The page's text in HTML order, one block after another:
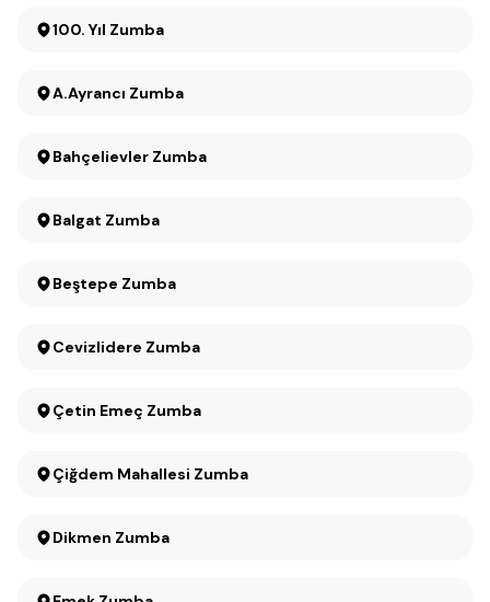
100. Yıl Zumba
A.Ayrancı Zumba
Bahçelievler Zumba
Balgat Zumba
Beştepe Zumba
Cevizlidere Zumba
Çetin Emeç Zumba
Çiğdem Mahallesi Zumba
Dikmen Zumba